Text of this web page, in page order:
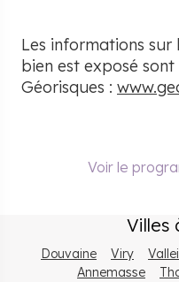
Les informations sur
bien est exposé
Géorisques :
Voir le
Villes
Douvaine Viry
Annemasse